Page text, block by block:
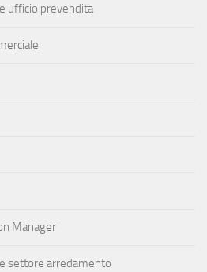
ufficio prevendita
Manager
settore arredamento